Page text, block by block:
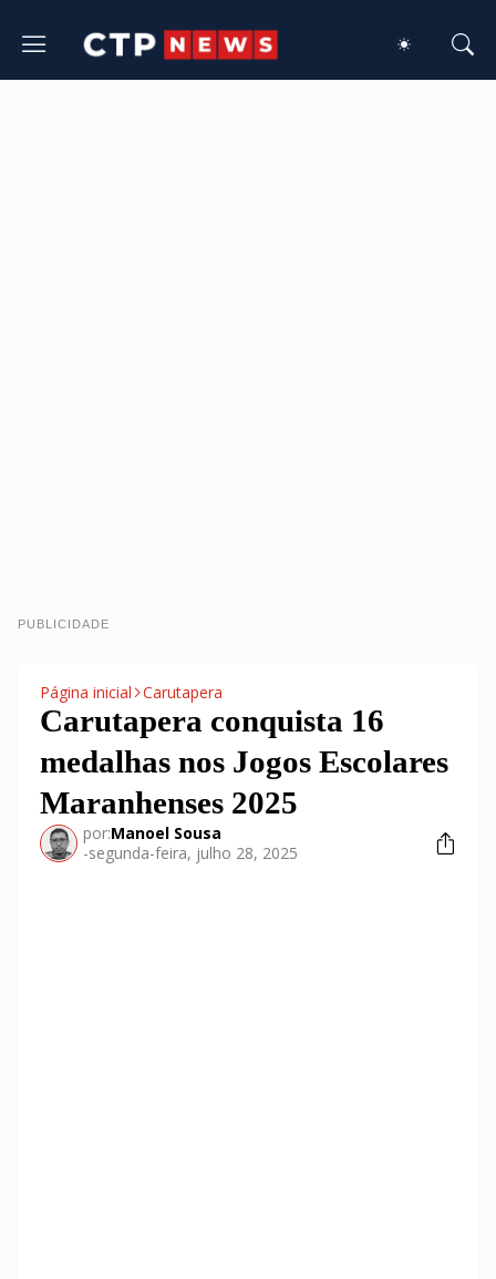
PUBLICIDADE
Página inicial Carutapera
Carutapera conquista 16
medalhas nos Jogos Escolares
Maranhenses 2025
por:Manoel Sousa
-segunda-feira, julho 28, 2025